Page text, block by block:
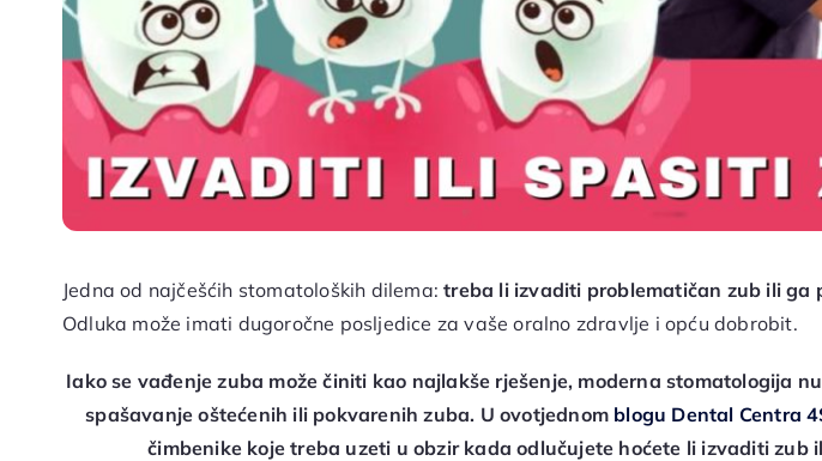
Jedna od najčešćih stomatoloških dilema:treba li izvaditi problematičan zub ili ga
Odluka može imati dugoročne posljedice za vaše oralno zdravlje i opću dobrobit.
Iako se vađenje zuba može činiti kao najlakše rješenje, moderna stomatologija
spašavanje oštećenih ili pokvarenih zuba. U ovotjednom blogu Dental Centra
čimbenike koje treba uzeti u obzir kada odlučujete hoćete li izvaditi zub